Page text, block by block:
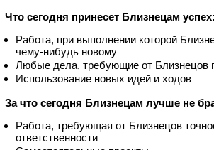
Что сегодня принесет Близнецам успех:
Работа, при выполнении которой
чему-нибудь новому
Любые дела, требующие от Близнецов
Использование новых идей и ходов
За что сегодня Близнецам лучше не
Работа, требующая от Близнецов
ответственности